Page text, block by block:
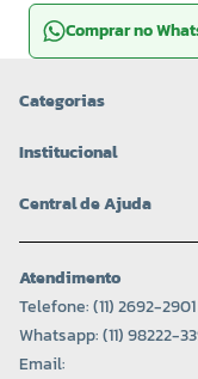
Comprar no
Categorias
Institucional
Central de Ajuda
Atendimento
Telefone: (11) 2692-2901
Whatsapp: (11) 98222-
Email: